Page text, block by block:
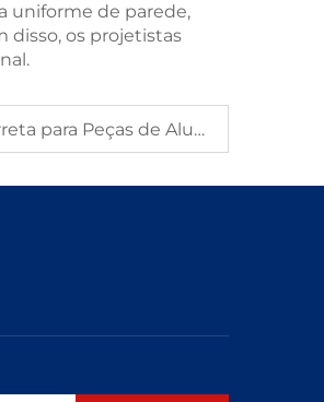
uniforme de parede,
disso, os projetistas
Como Escolher a Técnica de Usinagem Correta para Peças de Alumínio